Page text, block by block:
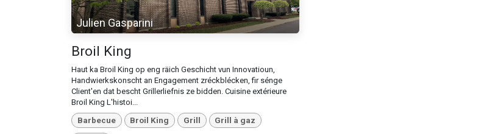
Julien Gasparini
Broil King
Haut ka Broil King op eng räich Geschicht vun Innovatioun,
Handwierkskonscht an Engagement zréckblécken, fir sénge
Client'en dat bescht Grillerliefnis ze bidden. Cuisine extérieure
Broil King L'histoi...
Barbecue Broil King Grill Grill à gaz